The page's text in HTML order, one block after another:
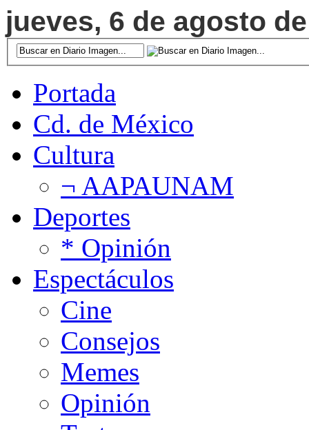
jueves, 6 de agosto
Portada
Cd. de México
Cultura
¬ AAPAUNAM
Deportes
* Opinión
Espectáculos
Cine
Consejos
Memes
Opinión